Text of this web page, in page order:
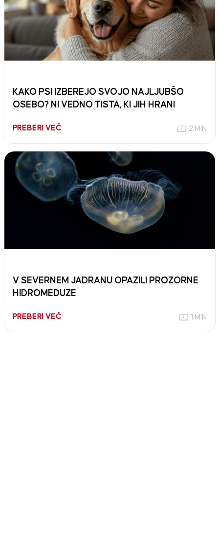
KAKO PSI IZBEREJO SVOJO NAJLJUBŠO
OSEBO? NI VEDNO TISTA, KI JIH HRANI
PREBERI VEČ 2 MIN
V SEVERNEM JADRANU OPAZILI PROZORNE
HIDROMEDUZE
PREBERI VEČ 1 MIN